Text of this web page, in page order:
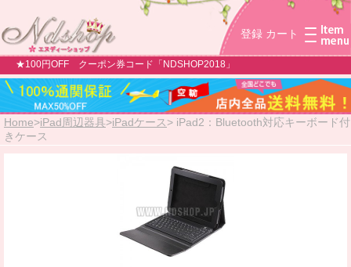
登録 カート
★100円OFF クーポン券コード「NDSHOP2018」
Home>iPad周辺器具>iPadケース> iPad2：Bluetooth対応キーボード付
きケース